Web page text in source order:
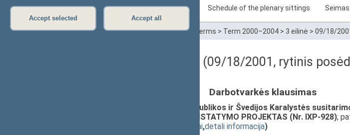
Accept selected Accept all
Sitting in progress Plenary sittings Schedule of the plenary sittings
Home>Plenary sittings>Parliamentary terms > Term 2000–2004 > 3 eilinė > 09/18/
Darbotvarkės klausimas (09/18/2001, rytinis
Darbotvarkės klausimas
Estijos Respublikos, Suomijos Respublikos ir Švedijos Karalystės
papildančio protokolo ratifikavimo ĮSTATYMO PROJEKTAS (Nr. IXP-928);
susiję dokumentai,detali informacija)